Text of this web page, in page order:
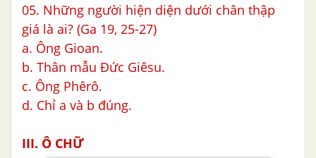
05. Những người hiện diện dưới chân thập
giá là ai? (Ga 19, 25-27)
a. Ông Gioan.
b. Thân mẫu Đức Giêsu.
c. Ông Phêrô.
d. Chỉ a và b đúng.
III. Ô CHỮ